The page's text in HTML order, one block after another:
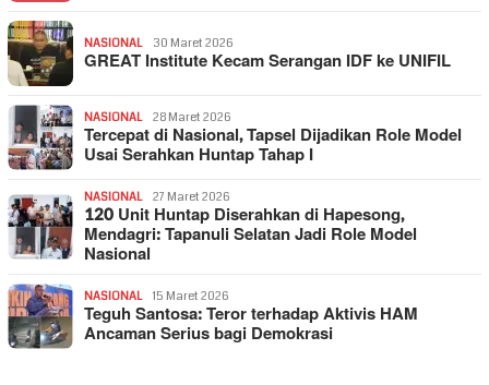
NASIONAL 30 Maret 2026
GREAT Institute Kecam Serangan IDF ke UNIFIL
NASIONAL 28 Maret 2026
Tercepat di Nasional, Tapsel Dijadikan Role Model
Usai Serahkan Huntap Tahap I
NASIONAL 27 Maret 2026
120 Unit Huntap Diserahkan di Hapesong,
Mendagri: Tapanuli Selatan Jadi Role Model
Nasional
NASIONAL 15 Maret 2026
Teguh Santosa: Teror terhadap Aktivis HAM
Ancaman Serius bagi Demokrasi